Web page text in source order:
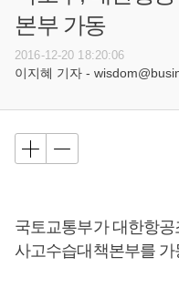
본부 가동
2016-12-20 18:20:06
이지혜 기자 -
국토교통부가 대한항
사고수습대책본부를 가